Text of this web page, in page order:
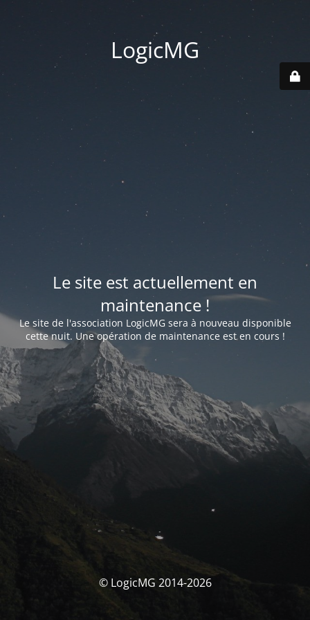
LogicMG
Le site est actuellement en
maintenance !
Le site de l'association LogicMG sera à nouveau disponible
cette nuit. Une opération de maintenance est en cours !
© LogicMG 2014-2026